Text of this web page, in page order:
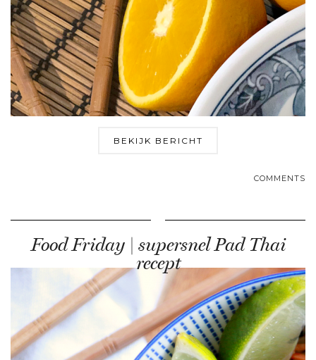
BEKIJK BERICHT
COMMENTS
Food Friday | supersnel Pad Thai
recept